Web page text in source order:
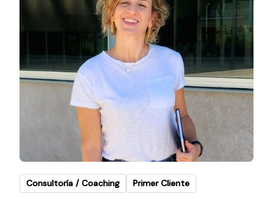
Consultoría / Coaching Primer Cliente